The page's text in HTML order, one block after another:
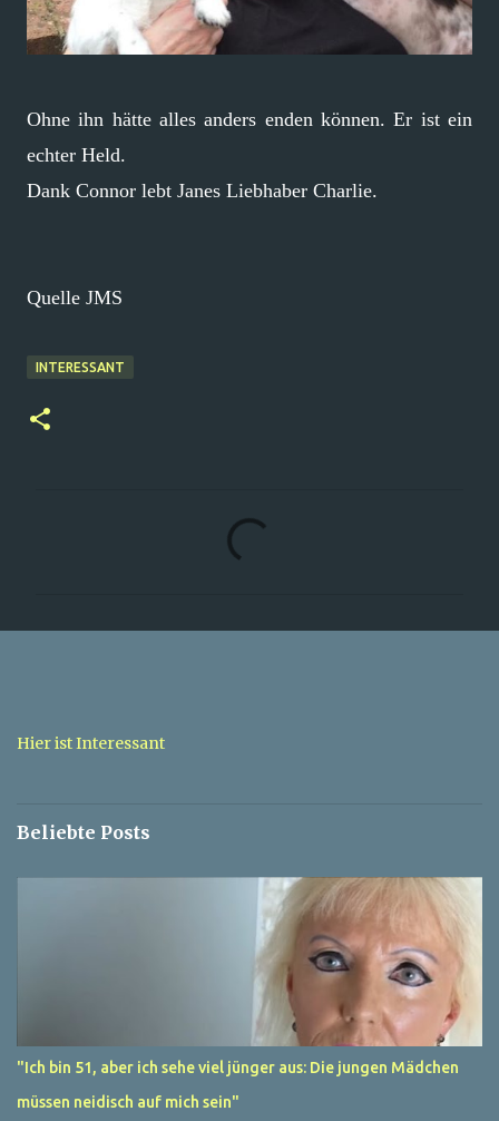
Ohne ihn hätte alles anders enden können. Er ist ein
echter Held.
Dank Connor lebt Janes Liebhaber Charlie.
Quelle JMS
INTERESSANT
a
Hier ist Interessant
Beliebte Posts
"Ich bin 51, aber ich sehe viel jünger aus: Die jungen Mädchen
müssen neidisch auf mich sein"